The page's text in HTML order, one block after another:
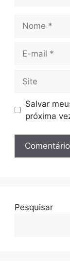
mail
Salvar
próxima
Pesquisar